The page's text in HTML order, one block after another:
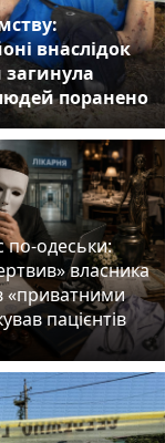
внаслідок
загинула
поранено
по-одеськи:
власника
«приватними
пацієнтів